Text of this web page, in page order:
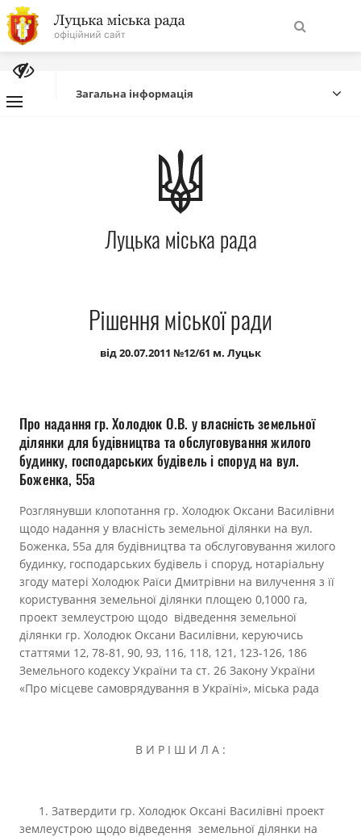
На
головну
Про місто
Міська влада
Міська рада
Публічна інформація
Документи
Загальна інформація
Луцька міська рада
Рішення міської ради
від 20.07.2011 №12/61 м. Луцьк
Про надання гр. Холодюк О.В. у власність земельної
ділянки для будівництва та обслуговування жилого
будинку, господарських будівель і споруд на вул.
Боженка, 55а
Розглянувши клопотання гр. Холодюк Оксани Василівни
щодо надання у власність земельної ділянки на вул.
Боженка, 55а для будівництва та обслуговування жилого
будинку, господарських будівель і споруд, нотаріальну
згоду матері Холодюк Раїси Дмитрівни на вилучення з її
користування земельної ділянки площею 0,1000 га,
проект землеустрою щодо відведення земельної
ділянки гр. Холодюк Оксани Василівни, керуючись
статтями 12, 78-81, 90, 93, 116, 118, 121, 123-126, 186
Земельного кодексу України та ст. 26 Закону України
«Про місцеве самоврядування в Україні», міська рада
В И Р І Ш И Л А :
1. Затвердити гр. Холодюк Оксані Василівні проект
землеустрою щодо відведення земельної ділянки на